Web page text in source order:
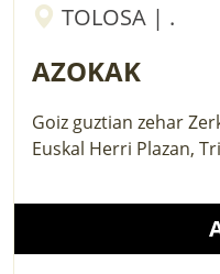
TOLOSA | .
AZOKAK
Goiz guztian zehar
Euskal Herri Plazan,